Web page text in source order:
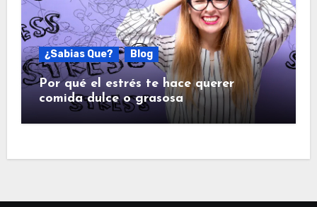
¿Sabias Que? Blog
Por qué el estrés te hace querer
comida dulce o grasosa